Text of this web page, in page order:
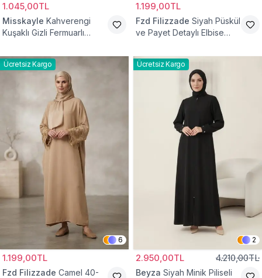
1.045,00TL
Misskayle Kahverengi
Kuşaklı Gizli Fermuarlı
1.199,00TL
Fzd Filizzade Siyah Püskül
ve Payet Detaylı Elbise
Ücretsiz Kargo
6
1.199,00TL
Fzd Filizzade Camel 40-
Ücretsiz Kargo
2
2.950,00TL 4.210,00TL
Beyza Siyah Minik Piliseli